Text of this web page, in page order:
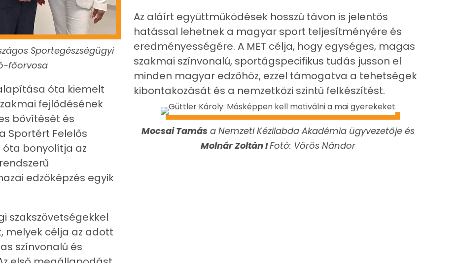
Sportegészségügyi
főorvosa
óta kiemelt
fejlődésének
bővítését és
Sportért Felelős
óta bonyolítja az
edzőképzés egyik
szakszövetségekkel
melyek célja az adott
színvonalú és
Az aláírt együttműködések hosszú távon is jelentős
hatással lehetnek a magyar sport teljesítményére és
eredményességére. A MET célja, hogy egységes, magas
szakmai színvonalú, sportágspecifikus tudás jusson el
minden magyar edzőhöz, ezzel támogatva a tehetségek
kibontakozását és a nemzetközi szintű felkészítést.
Mocsai Tamás a Nemzeti Kézilabda Akadémia ügyvezetője és
Molnár ZoltánIFotó: Vörös Nándor